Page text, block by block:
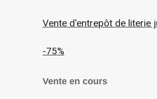
Vente d'entrepôt de literie
-75%
Vente en cours